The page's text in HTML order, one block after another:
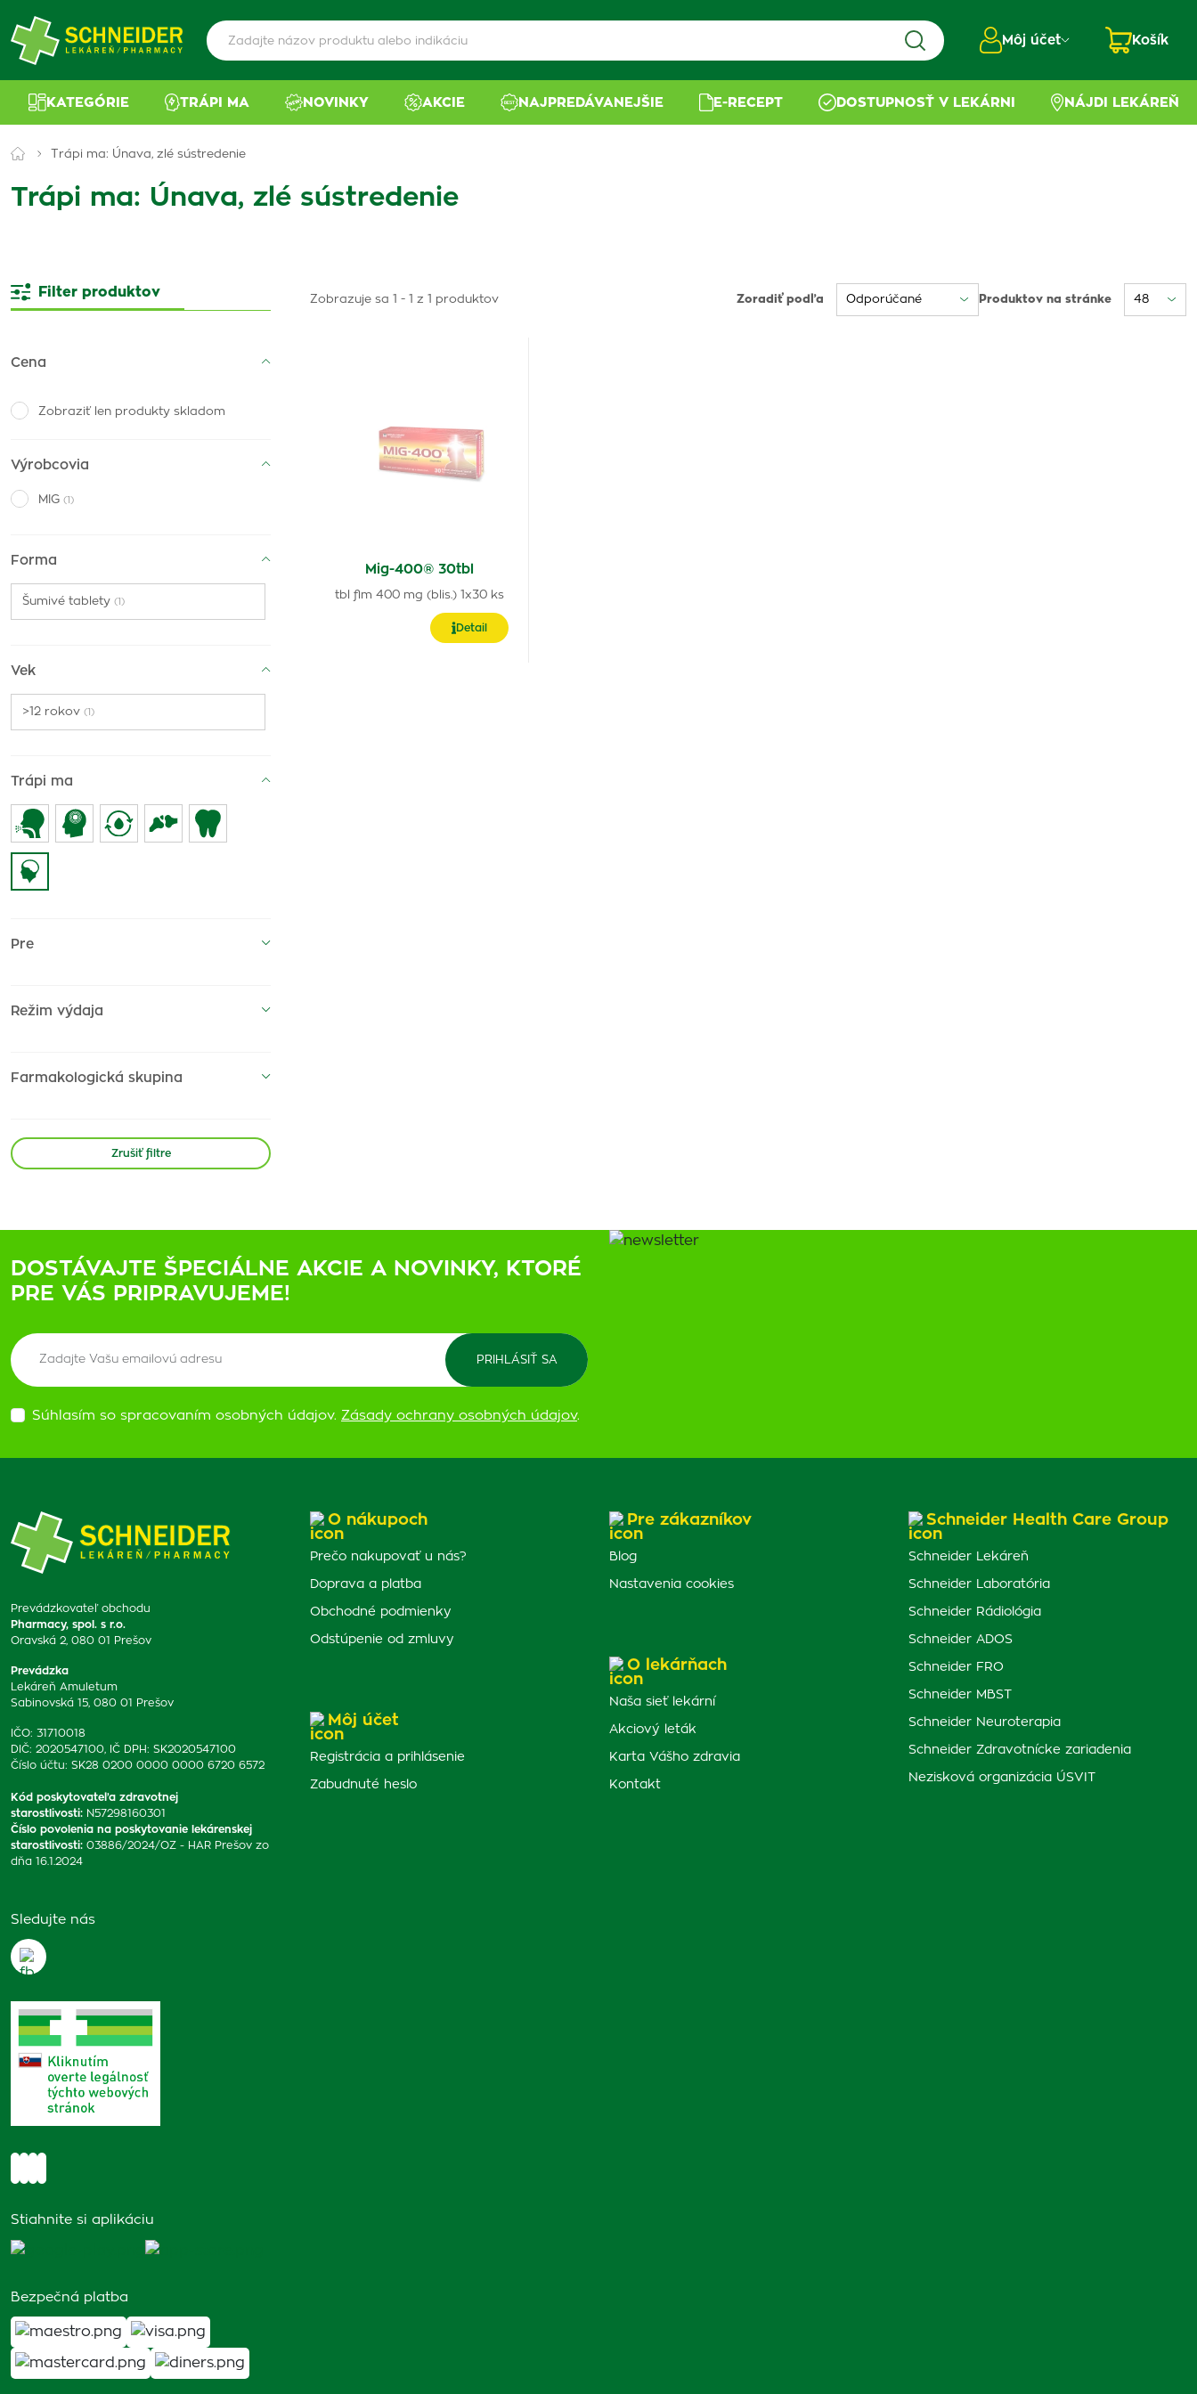
Môj účet Košík
KATEGÓRIE TRÁPI MA NOVINKY AKCIE NAJPREDÁVANEJŠIE E-RECEPT DOSTUPNOSŤ V LEKÁRNI NÁJDI LEKÁREŇ
Trápi ma: Únava, zlé sústredenie
Trápi ma: Únava, zlé sústredenie
Filter produktov
Cena
Zobraziť len produkty skladom
Výrobcovia
MIG (1)
Forma
Šumivé tablety (1)
Vek
>12 rokov (1)
Trápi ma
Pre
Režim výdaja
Farmakologická skupina
Zrušiť filtre
Zobrazuje sa 1 - 1 z 1 produktov Zoradiť podľa Produktov na stránke
Mig-400® 30tbl
tbl flm 400 mg (blis.) 1x30 ks
Detail
DOSTÁVAJTE ŠPECIÁLNE AKCIE A NOVINKY, KTORÉ
PRE VÁS PRIPRAVUJEME!
Súhlasím so spracovaním osobných údajov. Zásady ochrany osobných údajov.
Prevádzkovateľ obchodu
Pharmacy, spol. s r.o.
Oravská 2, 080 01 Prešov
Prevádzka
Lekáreň Amuletum
Sabinovská 15, 080 01 Prešov
IČO: 31710018
DIČ: 2020547100, IČ DPH: SK2020547100
Číslo účtu: SK28 0200 0000 0000 6720 6572
Kód poskytovateľa zdravotnej
starostlivosti: N57298160301
Číslo povolenia na poskytovanie lekárenskej
starostlivosti: 03886/2024/OZ - HAR Prešov zo
dňa 16.1.2024
Sledujte nás
Stiahnite si aplikáciu
Bezpečná platba
O nákupoch
Prečo nakupovať u nás?
Doprava a platba
Obchodné podmienky
Odstúpenie od zmluvy
Môj účet
Registrácia a prihlásenie
Zabudnuté heslo
Pre zákazníkov
Blog
Nastavenia cookies
O lekárňach
Naša sieť lekární
Akciový leták
Karta Vášho zdravia
Kontakt
Schneider Health Care Group
Schneider Lekáreň
Schneider Laboratória
Schneider Rádiológia
Schneider ADOS
Schneider FRO
Schneider MBST
Schneider Neuroterapia
Schneider Zdravotnícke zariadenia
Nezisková organizácia ÚSVIT